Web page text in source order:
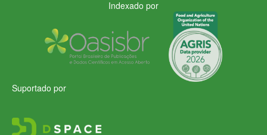
Indexado por
Suportado por